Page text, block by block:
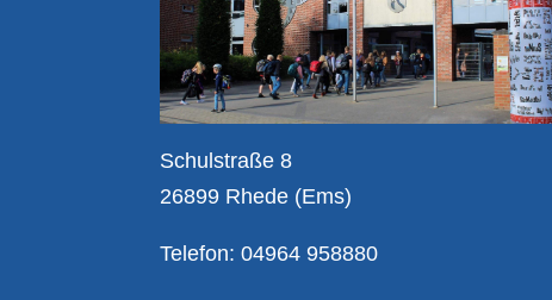
Schulstraße 8
26899 Rhede (Ems)
Telefon: 04964 958880